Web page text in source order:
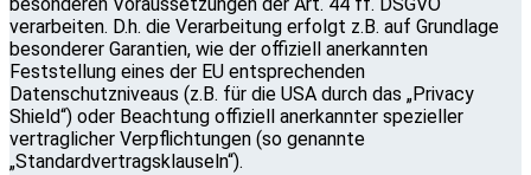
besonderen Voraussetzungen der Art. 44 ff. DSGVO
verarbeiten. D.h. die Verarbeitung erfolgt z.B. auf Grundlage
besonderer Garantien, wie der offiziell anerkannten
Feststellung eines der EU entsprechenden
Datenschutzniveaus (z.B. für die USA durch das „Privacy
Shield“) oder Beachtung offiziell anerkannter spezieller
vertraglicher Verpflichtungen (so genannte
„Standardvertragsklauseln“).